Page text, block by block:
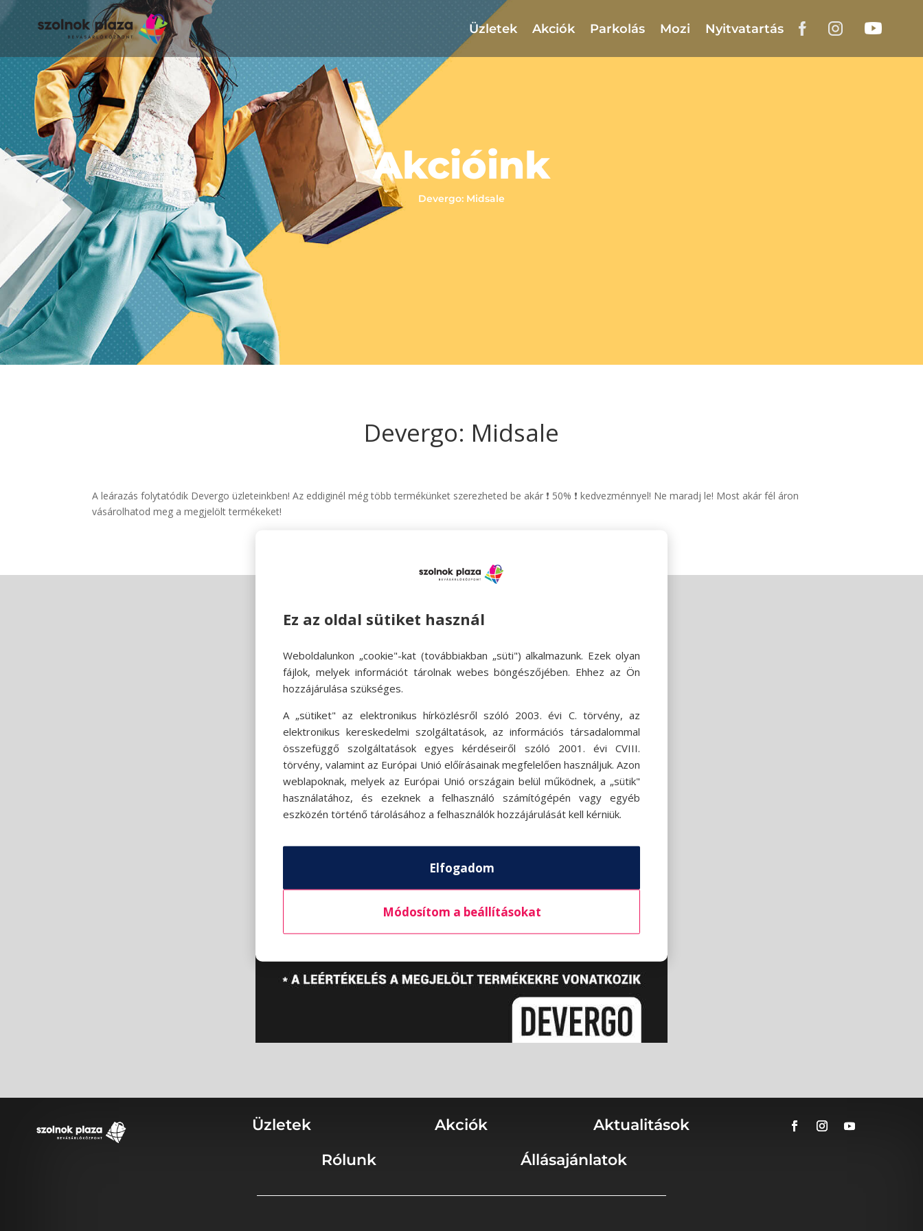
Üzletek Akciók Parkolás Mozi Nyitvatartás
Akcióink
Devergo: Midsale
Devergo: Midsale
A leárazás folytatódik Devergo üzleteinkben! Az eddiginél még több termékünket szerezheted be akár ❗ 50% ❗ kedvezménnyel! Ne maradj le! Most akár fél áron
vásárolhatod meg a megjelölt termékeket!
Üzletek Akciók
Aktualitások
Rólunk
Állásajánlatok
Ez az oldal sütiket használ
Weboldalunkon „cookie"-kat (továbbiakban „süti") alkalmazunk. Ezek olyan
fájlok, melyek információt tárolnak webes böngészőjében. Ehhez az Ön
hozzájárulása szükséges.
A „sütiket" az elektronikus hírközlésről szóló 2003. évi C. törvény, az
elektronikus kereskedelmi szolgáltatások, az információs társadalommal
összefüggő szolgáltatások egyes kérdéseiről szóló 2001. évi CVIII.
törvény, valamint az Európai Unió előírásainak megfelelően használjuk. Azon
weblapoknak, melyek az Európai Unió országain belül működnek, a „sütik"
használatához, és ezeknek a felhasználó számítógépén vagy egyéb
eszközén történő tárolásához a felhasználók hozzájárulását kell kérniük.
Elfogadom
Módosítom a beállításokat